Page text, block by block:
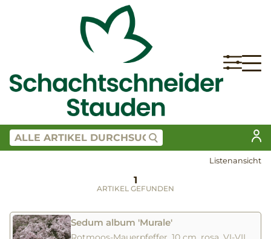
Listenansicht
1
ARTIKEL GEFUNDEN
Sedum album 'Murale'